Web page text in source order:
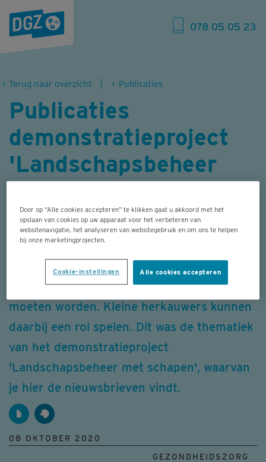
078 05 05 23
Terug naar overzicht Publicaties
Publicaties
demonstratieproject
'Landschapsbeheer
met schapen'
De klassieke schapenhouderij, gericht op
vleesproductie, is in Vlaanderen weinig
rendabel. Anderzijds zijn er nogal wat
gebieden en gronden die onderhouden
moeten worden. Kleine herkauwers kunnen
daarbij een rol spelen. Dit was de thematiek
van het demonstratieproject
'Landschapsbeheer met schapen', waarvan
je hier de nieuwsbrieven vindt.
08 OKTOBER 2020
GEZONDHEIDSZORG
Door op “Alle cookies accepteren” te klikken gaat u akkoord met het
opslaan van cookies op uw apparaat voor het verbeteren van
websitenavigatie, het analyseren van websitegebruik en om ons te helpen
bij onze marketingprojecten.
Alle cookies accepteren
Cookie-instellingen